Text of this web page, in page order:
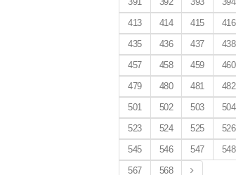
413
414 415 416
435
436 437 438
457
458 459 460
479
480 481 482
501
502 503 504
523
524 525 526
545
546 547 548
567
568